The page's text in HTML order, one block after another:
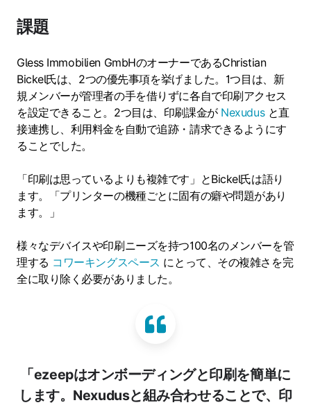
課題
Gless Immobilien GmbHのオーナーであるChristian
Bickel氏は、2つの優先事項を挙げました。1つ目は、新
規メンバーが管理者の手を借りずに各自で印刷アクセス
を設定できること。2つ目は、印刷課金が Nexudusと直
接連携し、利用料金を自動で追跡・請求できるようにす
ることでした。
「印刷は思っているよりも複雑です」とBickel氏は語り
ます。「プリンターの機種ごとに固有の癖や問題があり
ます。」
様々なデバイスや印刷ニーズを持つ100名のメンバーを管
理する コワーキングスペース にとって、その複雑さを完
全に取り除く必要がありました。
「ezeepはオンボーディングと印刷を簡単に
します。Nexudusと組み合わせることで、印